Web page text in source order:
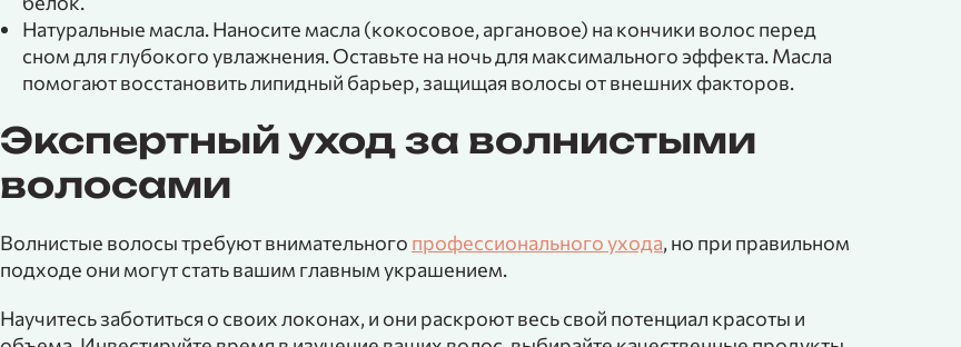
Натуральные масла. Наносите масла (кокосовое, аргановое) на кончики волос перед
сном для глубокого увлажнения. Оставьте на ночь для максимального эффекта. Масла
помогают восстановить липидный барьер, защищая волосы от внешних факторов.
Экспертный уход за волнистыми
волосами
Волнистые волосы требуют внимательного профессионального ухода, но при правильном
подходе они могут стать вашим главным украшением.
Научитесь заботиться о своих локонах, и они раскроют весь свой потенциал красоты и